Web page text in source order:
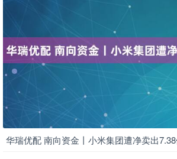
华瑞优配 南向资金丨小米集团遭净卖出